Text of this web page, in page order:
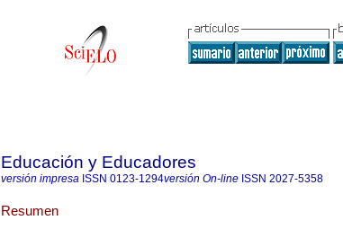
Educación y Educadores
versión impresa ISSN 0123-1294versión On-line ISSN 2027-5358
Resumen